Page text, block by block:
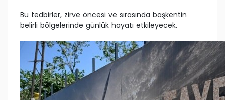
Bu tedbirler, zirve öncesi ve sırasında başkentin
belirli bölgelerinde günlük hayatı etkileyecek.